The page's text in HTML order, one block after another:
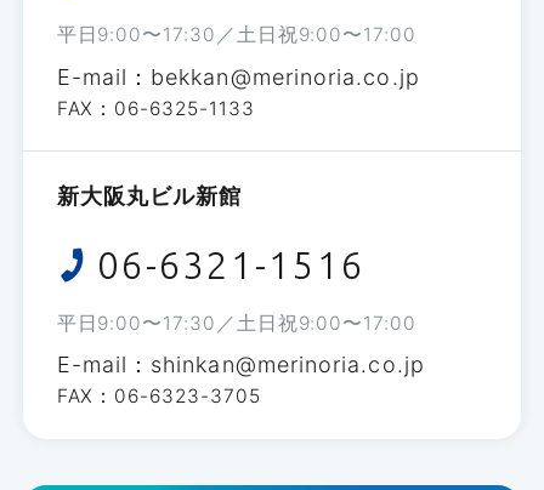
平日 9:00〜17:30 ／土日祝9:00〜17:00
E-mail：bekkan@merinoria.co.jp
FAX：06-6325-1133
新大阪丸ビル新館
06-6321-1516
平日 9:00〜17:30 ／土日祝9:00〜17:00
E-mail：shinkan@merinoria.co.jp
FAX：06-6323-3705